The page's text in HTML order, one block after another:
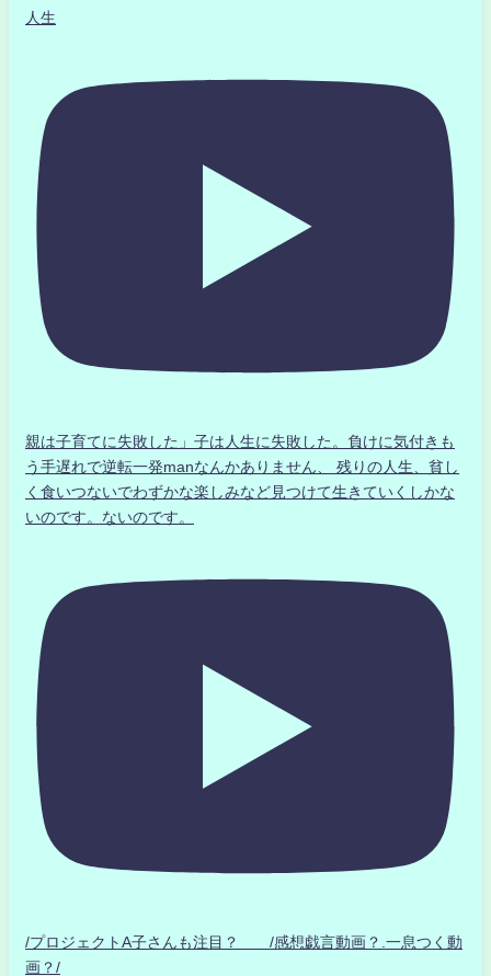
人生
親は子育てに失敗した」子は人生に失敗した。負けに気付きも
う手遅れで逆転一発manなんかありません、 残りの人生、貧し
く食いつないでわずかな楽しみなど見つけて生きていくしかな
いのです。ないのです。
/プロジェクトA子さんも注目？ /感想戯言動画？.一息つく動
画？/